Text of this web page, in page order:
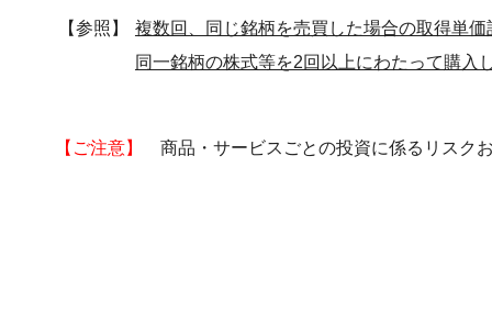
【参照】
複数回、同じ銘柄を売買した場合の取得単価
同一銘柄の株式等を2回以上にわたって購入
【ご注意】 商品・サービスごとの投資に係るリスク